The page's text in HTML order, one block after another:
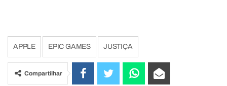
APPLE EPIC GAMES JUSTIÇA
Compartilhar